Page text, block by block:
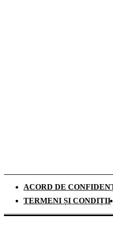
ACORD DE
TERMENI ȘI CONDIȚII